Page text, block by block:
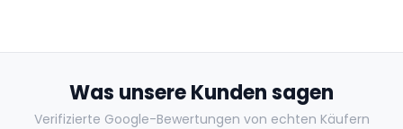
Was unsere Kunden sagen
Verifizierte Google-Bewertungen von echten Käufern